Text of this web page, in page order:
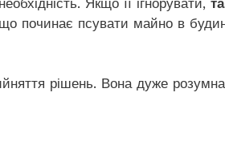
починає псувати майно в
рішень. Вона дуже розумна